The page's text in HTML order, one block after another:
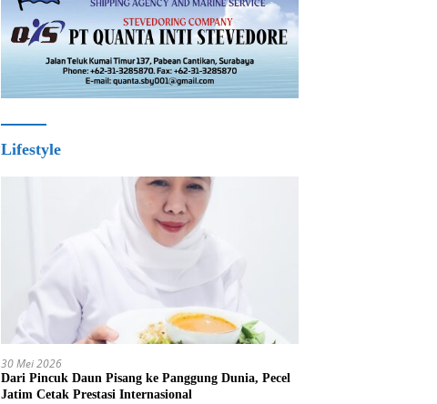
Lifestyle
30 Mei 2026
Dari Pincuk Daun Pisang ke Panggung Dunia, Pecel
Jatim Cetak Prestasi Internasional